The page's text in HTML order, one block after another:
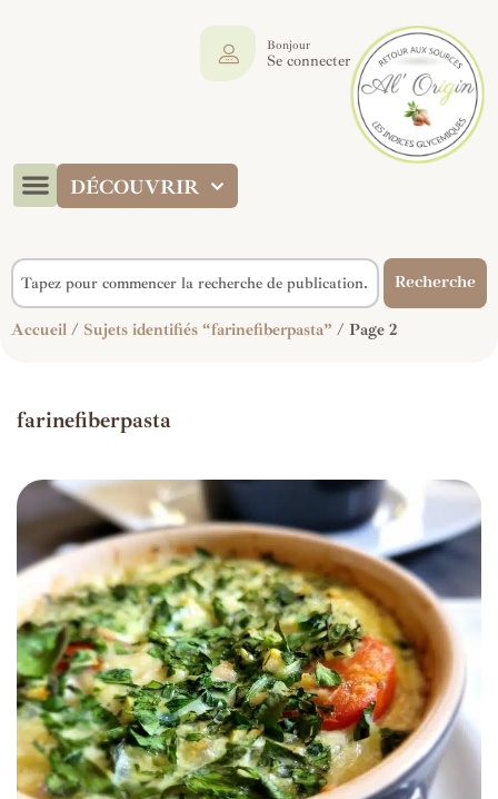
DÉCOUVRIR
Bonjour
Se connecter
Recherche
Accueil / Sujets identifiés “farinefiberpasta” / Page 2
farinefiberpasta